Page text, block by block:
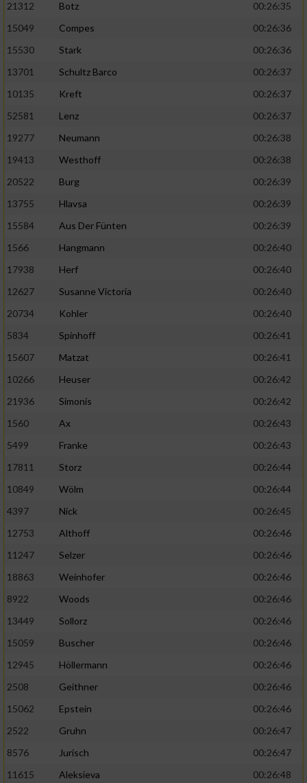
21312 Botz
00:26:35
15049
Compes
00:26:36
15530
Stark
00:26:36
13701
Schultz Barco
00:26:37
10135
Kreft
00:26:37
52581
Lenz
00:26:37
19277
Neumann
00:26:38
19413
Westhoff
00:26:38
20522
Burg
00:26:39
13755
Hlavsa
00:26:39
15584
Aus Der Fünten
00:26:39
1566
Hangmann
00:26:40
17938
Herf
00:26:40
12627
Susanne Victoria
00:26:40
20734
Kohler
00:26:40
5834
Spinhoff
00:26:41
15607
Matzat
00:26:41
10266
Heuser
00:26:42
21936
Simonis
00:26:42
1560
Ax
00:26:43
5499
Franke
00:26:43
17811
Storz
00:26:44
10849
Wölm
00:26:44
4397
Nick
00:26:45
12753
Althoff
00:26:46
11247
Selzer
00:26:46
18863
Weinhofer
00:26:46
8922
Woods
00:26:46
13449
Sollorz
00:26:46
15059
Buscher
00:26:46
12945
Höllermann
00:26:46
2508
Geithner
00:26:46
15062
Epstein
00:26:46
2522
Gruhn
00:26:47
8576
Jurisch
00:26:47
11615
Aleksieva
00:26:48